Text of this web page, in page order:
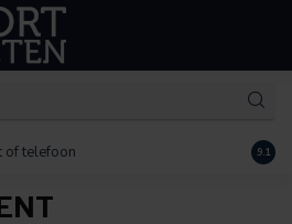
of telefoon 30
9.1